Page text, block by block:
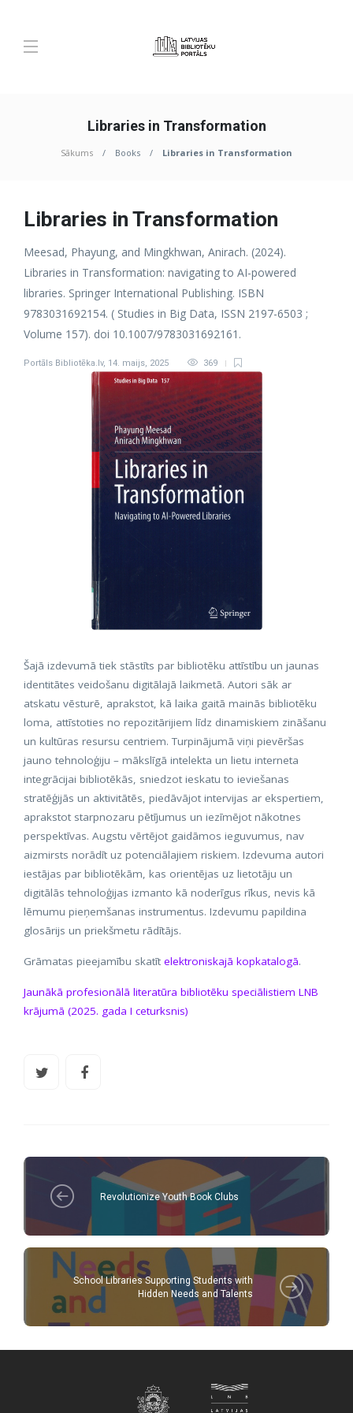
Libraries in Transformation
Sākums Books Libraries in Transformation
Libraries in Transformation
Meesad, Phayung, and Mingkhwan, Anirach. (2024).
Libraries in Transformation: navigating to AI-powered
libraries. Springer International Publishing. ISBN
9783031692154. ( Studies in Big Data, ISSN 2197-6503 ;
Volume 157). doi 10.1007/9783031692161.
Portāls Bibliotēka.lv, 14. maijs, 2025 369
Šajā izdevumā tiek stāstīts par bibliotēku attīstību un jaunas
identitātes veidošanu digitālajā laikmetā. Autori sāk ar
atskatu vēsturē, aprakstot, kā laika gaitā mainās bibliotēku
loma, attīstoties no repozitārijiem līdz dinamiskiem zināšanu
un kultūras resursu centriem. Turpinājumā viņi pievēršas
jauno tehnoloģiju – mākslīgā intelekta un lietu interneta
integrācijai bibliotēkās, sniedzot ieskatu to ieviešanas
stratēģijās un aktivitātēs, piedāvājot intervijas ar ekspertiem,
aprakstot starpnozaru pētījumus un iezīmējot nākotnes
perspektīvas. Augstu vērtējot gaidāmos ieguvumus, nav
aizmirsts norādīt uz potenciālajiem riskiem. Izdevuma autori
iestājas par bibliotēkām, kas orientējas uz lietotāju un
digitālās tehnoloģijas izmanto kā noderīgus rīkus, nevis kā
lēmumu pieņemšanas instrumentus. Izdevumu papildina
glosārijs un priekšmetu rādītājs.
Grāmatas pieejamību skatīt elektroniskajā kopkatalogā.
Jaunākā profesionālā literatūra bibliotēku speciālistiem LNB
krājumā (2025. gada I ceturksnis)
Revolutionize Youth Book Clubs
School Libraries Supporting Students with
Hidden Needs and Talents